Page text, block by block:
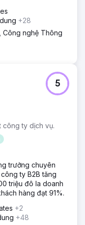
+28
Công nghệ Thông
công ty dịch vụ.
5
trưởng chuyên
ty B2B tăng
triệu đô la doanh
hàng đạt 91%.
+2
+48